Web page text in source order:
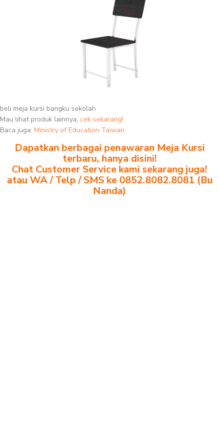
beli meja kursi bangku sekolah
Mau lihat produk lainnya, cek sekarang!
Baca juga: Ministry of Education Taiwan
Dapatkan berbagai penawaran Meja Kursi
terbaru, hanya disini!
Chat Customer Service kami sekarang juga!
atau WA / Telp / SMS ke 0852.8082.8081 (Bu
Nanda)